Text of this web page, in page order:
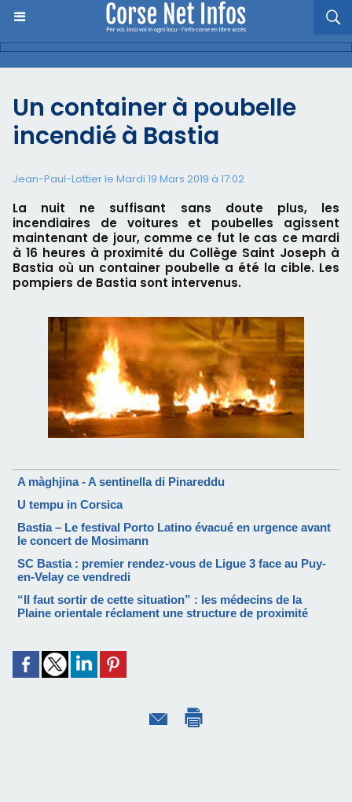
Un container à poubelle
incendié à Bastia
Jean-Paul-Lottier le Mardi 19 Mars 2019 à 17:02
La nuit ne suffisant sans doute plus, les
incendiaires de voitures et poubelles agissent
maintenant de jour, comme ce fut le cas ce mardi
à 16 heures à proximité du Collège Saint Joseph à
Bastia où un container poubelle a été la cible. Les
pompiers de Bastia sont intervenus.
A màghjina - A sentinella di Pinareddu
U tempu in Corsica
Bastia – Le festival Porto Latino évacué en urgence avant
le concert de Mosimann
SC Bastia : premier rendez-vous de Ligue 3 face au Puy-
en-Velay ce vendredi
“Il faut sortir de cette situation” : les médecins de la
Plaine orientale réclament une structure de proximité